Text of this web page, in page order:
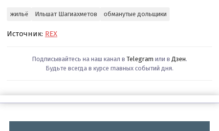
жильё Ильшат Шагиахметов обманутые дольщики
Источник: REX
Подписывайтесь на наш канал в Telegram или в Дзен.
Будьте всегда в курсе главных событий дня.